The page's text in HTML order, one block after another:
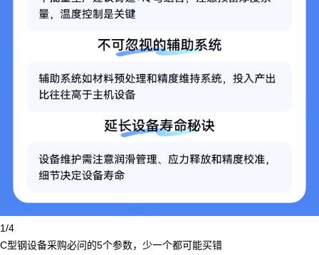
1/4
C型钢设备采购必问的5个参数，少一个都可能买错